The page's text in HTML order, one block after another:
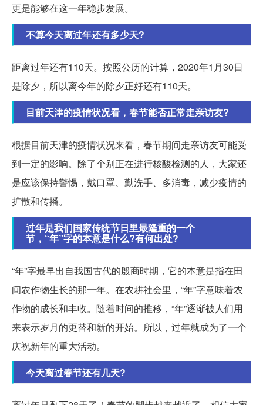
更是能够在这一年稳步发展。
不算今天离过年还有多少天?
距离过年还有110天。按照公历的计算，2020年1月30日
是除夕，所以离今年的除夕正好还有110天。
目前天津的疫情状况看，春节能否正常走亲访友?
根据目前天津的疫情状况来看，春节期间走亲访友可能受
到一定的影响。除了个别正在进行核酸检测的人，大家还
是应该保持警惕，戴口罩、勤洗手、多消毒，减少疫情的
扩散和传播。
过年是我们国家传统节日里最隆重的一个
节，“年”字的本意是什么?有何出处?
“年”字最早出自我国古代的殷商时期，它的本意是指在田
间农作物生长的那一年。在农耕社会里，“年”字意味着农
作物的成长和丰收。随着时间的推移，“年”逐渐被人们用
来表示岁月的更替和新的开始。所以，过年就成为了一个
庆祝新年的重大活动。
今天离过春节还有几天?